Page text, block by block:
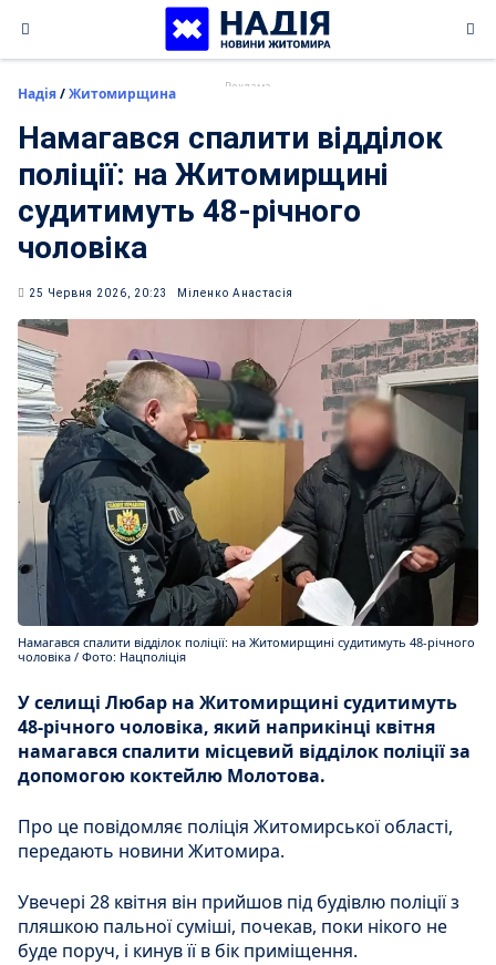
content
Надія/Житомирщина
Намагався спалити відділок
поліції: на Житомирщині
судитимуть 48-річного
чоловіка
25 Червня 2026, 20:23 Міленко Анастасія
Намагався спалити відділок поліції: на Житомирщині судитимуть 48-річного
чоловіка / Фото: Нацполіція
У селищі Любар на Житомирщині судитимуть
48-річного чоловіка, який наприкінці квітня
намагався спалити місцевий відділок поліції за
допомогою коктейлю Молотова.
Про це повідомляє поліція Житомирської області,
передають новини Житомира.
Увечері 28 квітня він прийшов під будівлю поліції з
пляшкою пальної суміші, почекав, поки нікого не
буде поруч, і кинув її в бік приміщення.